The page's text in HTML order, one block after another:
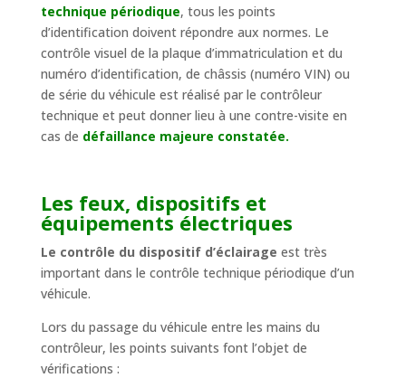
technique périodique, tous les points
d’identification doivent répondre aux normes. Le
contrôle visuel de la plaque d’immatriculation et du
numéro d’identification, de châssis (numéro VIN) ou
de série du véhicule est réalisé par le contrôleur
technique et peut donner lieu à une contre-visite en
cas de défaillance majeure constatée.
Les feux, dispositifs et
équipements électriques
Le contrôle du dispositif d’éclairage est très
important dans le contrôle technique périodique d’un
véhicule.
Lors du passage du véhicule entre les mains du
contrôleur, les points suivants font l’objet de
vérifications :